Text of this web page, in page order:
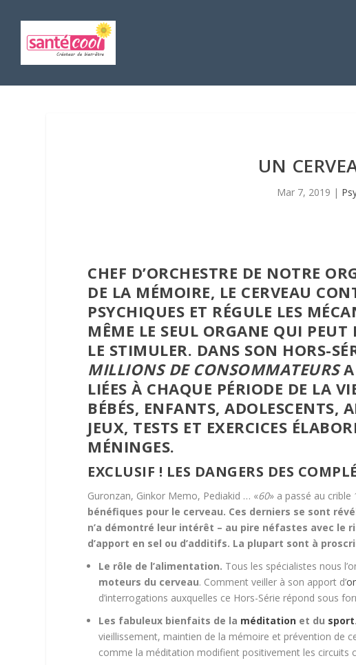
UN
Mar 7, 2019 |
CHEF D’ORCHESTRE DE NOTRE
DE LA MÉMOIRE, LE CERVEAU
PSYCHIQUES ET RÉGULE LES
MÊME LE SEUL ORGANE QUI
LE STIMULER. DANS SON HORS-
MILLIONS DE CONSOMMATEURSA
LIÉES À CHAQUE PÉRIODE DE LA
BÉBÉS, ENFANTS, ADOLESCENTS,
JEUX, TESTS ET EXERCICES
MÉNINGES.
EXCLUSIF ! LES DANGERS DES
Guronzan, Ginkor Memo, Pediakid … «60» a passé au crible
bénéfiques pour le cerveau. Ces derniers se sont
n’a démontré leur intérêt – au pire néfastes avec le
d’apport en sel ou d’additifs. La plupart sont à
Le rôle de l’alimentation. Tous les spécialistes nous
moteurs du cerveau. Comment veiller à son apport d’
d’interrogations auxquelles ce Hors-Série répond sous
Les fabuleux bienfaits de la méditation et du sport
vieillissement, maintien de la mémoire et prévention de
comme la méditation modifient positivement les circuits